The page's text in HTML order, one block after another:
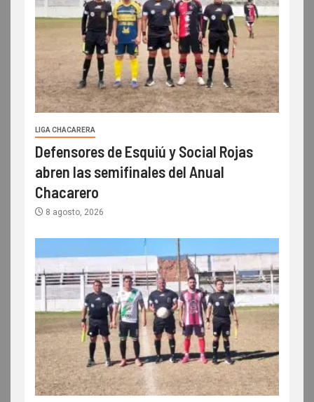
LIGA CHACARERA
Defensores de Esquiú y Social Rojas
abren las semifinales del Anual
Chacarero
8 agosto, 2026